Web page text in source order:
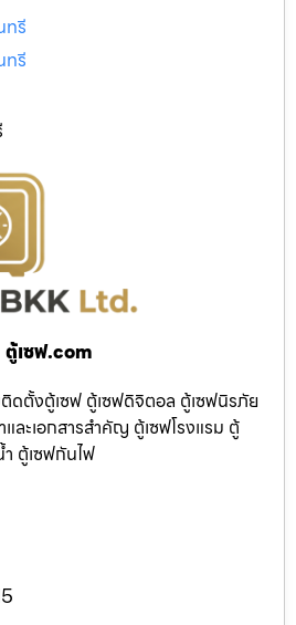
ทรี
ทรี
ตู้เซฟ.com
ดตั้งตู้เซฟ ตู้เซฟดิจิตอล ตู้เซฟนิรภัย
ละเอกสารสำคัญ ตู้เซฟโรงแรม ตู้
ตู้เซฟกันไฟ